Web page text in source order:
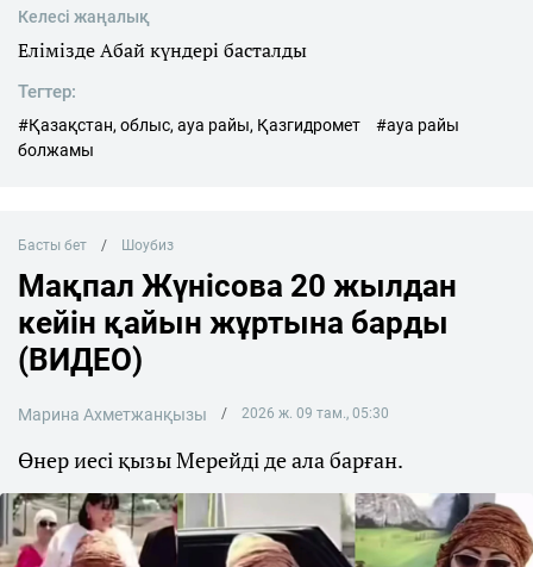
Келесі жаңалық
Елімізде Абай күндері басталды
Тегтер:
#Қазақстан, облыс, ауа райы, Қазгидромет
#ауа райы
болжамы
Басты бет Шоубиз
Мақпал Жүнісова 20 жылдан
кейін қайын жұртына барды
(ВИДЕО)
Марина Ахметжанқызы 2026 ж. 09 там., 05:30
Өнер иесі қызы Мерейді де ала барған.